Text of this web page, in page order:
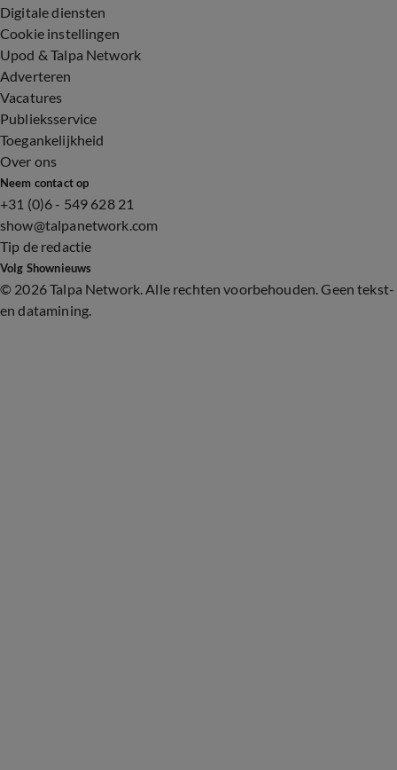
Digitale diensten
Cookie instellingen
Upod & Talpa Network
Adverteren
Vacatures
Publieksservice
Toegankelijkheid
Over ons
Neem contact op
+31 (0)6 - 549 628 21
show@talpanetwork.com
Tip de redactie
Volg Shownieuws
© 2026 Talpa Network. Alle rechten voorbehouden. Geen tekst-
en datamining.